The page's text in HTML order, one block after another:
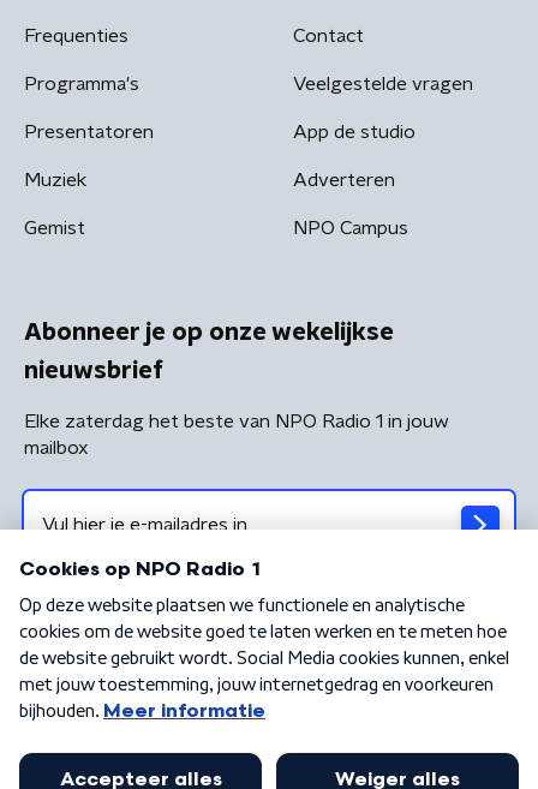
Frequenties
Programma's
Presentatoren
Muziek
Gemist
Contact
Veelgestelde vragen
App de studio
Adverteren
NPO Campus
Abonneer je op onze wekelijkse
nieuwsbrief
Elke zaterdag het beste van NPO Radio 1 in jouw
mailbox
Algemene voorwaarden